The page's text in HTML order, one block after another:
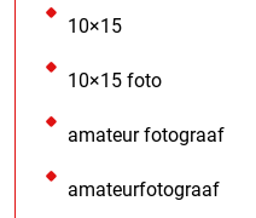
10×15
10×15 foto
amateur fotograaf
amateurfotograaf